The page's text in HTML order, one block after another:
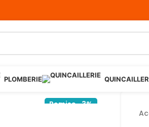
PLOMBERIE
Remise -3%